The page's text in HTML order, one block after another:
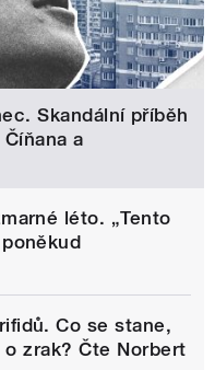
Skandální příběh
a
léto. „Tento
Co se stane,
zrak? Čte Norbert